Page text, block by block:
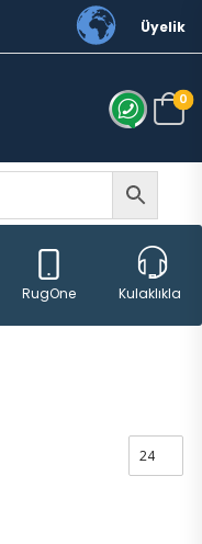
Üyelik
0
RugOne Kulaklıklar